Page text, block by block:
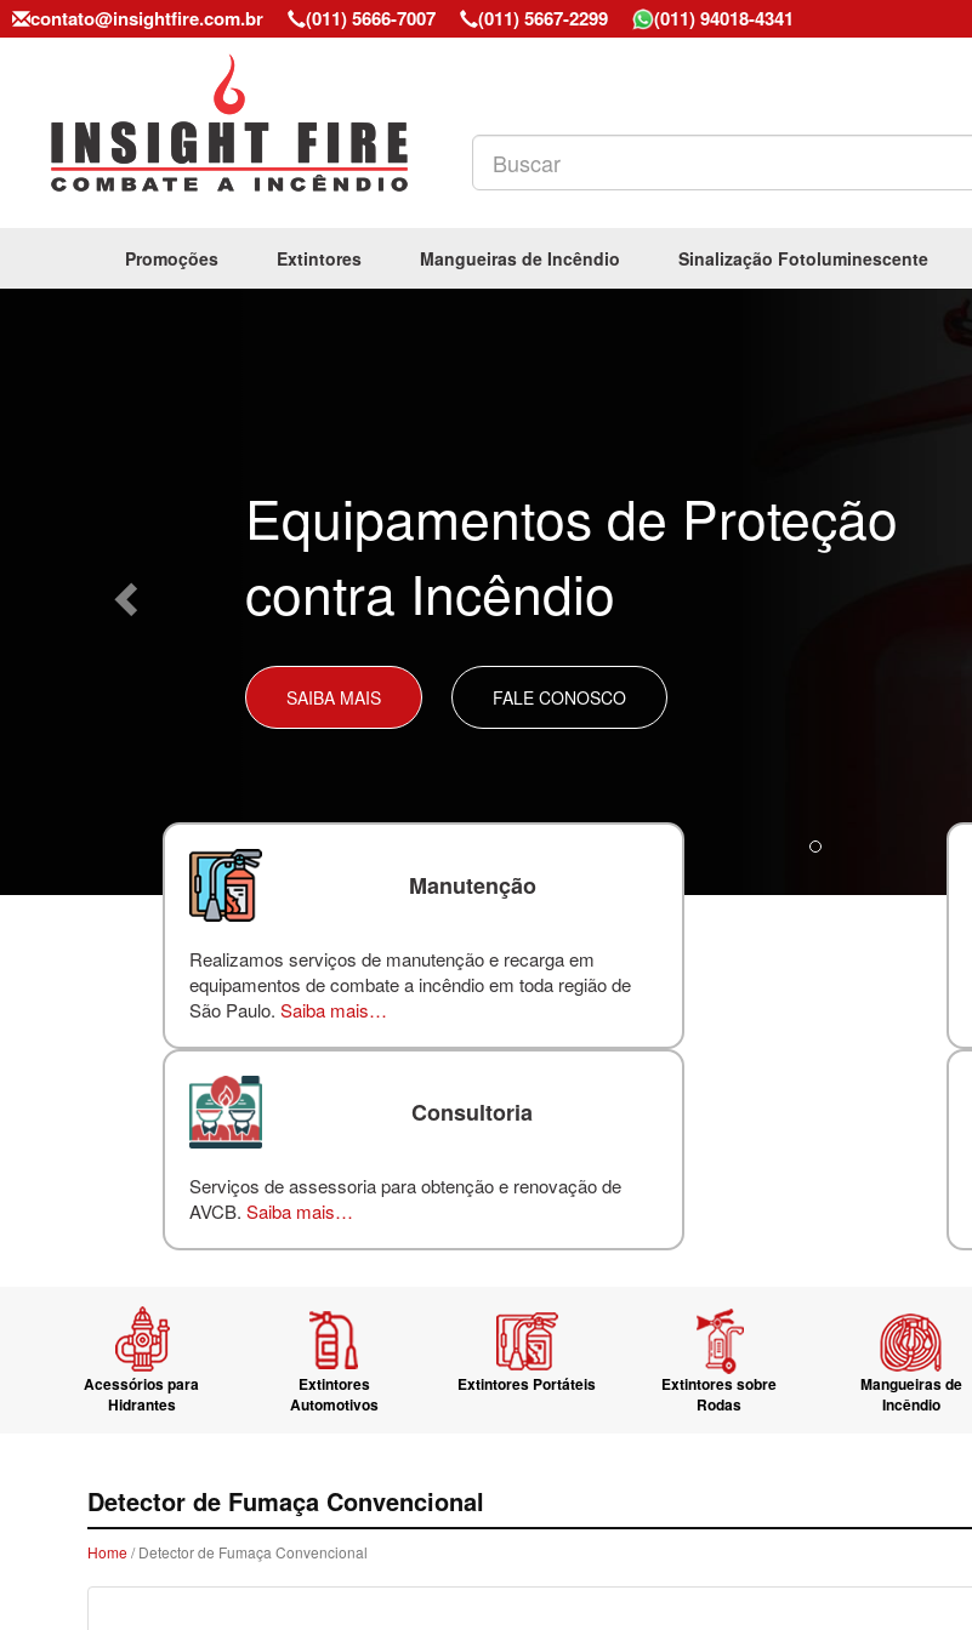
contato@insightfire.com.br (011) 5666-7007 (011) 5667-2299 (011) 94018-4341
Promoções Extintores Mangueiras de Incêndio Sinalização Fotoluminescente
Equipamentos de Proteção
contra Incêndio
SAIBA MAIS FALE CONOSCO
Manutenção
Realizamos serviços de manutenção e recarga em
equipamentos de combate a incêndio em toda região de
São Paulo.Saiba mais…
Consultoria
Serviços de assessoria para obtenção e renovação de
AVCB.Saiba mais…
Acessórios para
Hidrantes
Extintores
Automotivos
Extintores Portáteis
Extintores sobre
Rodas
Mangueiras de
Incêndio
Detector de Fumaça Convencional
Home/ Detector de Fumaça Convencional